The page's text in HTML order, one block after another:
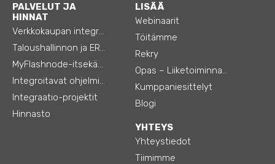
PALVELUT JA
HINNAT
Verkkokaupan integraatiot
Taloushallinnon ja ERP:n integraatiot
MyFlashnode-itsekäyttö-automaatio
Integroitavat ohjelmistot
Integraatio-projektit
Hinnasto
LISÄÄ
Webinaarit
Töitämme
Rekry
Opas – Liiketoiminnan tehostamiseen
Kumppaniesittelyt
Blogi
YHTEYS
Yhteystiedot
Tiimimme